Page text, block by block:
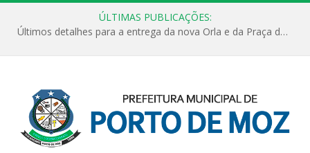
ÚLTIMAS PUBLICAÇÕES:
Últimos detalhes para a entrega da nova Orla e da Praça do Praião